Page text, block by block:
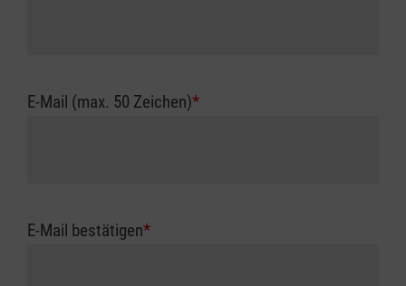
E-Mail (max. 50 Zeichen)*
E-Mail bestätigen*